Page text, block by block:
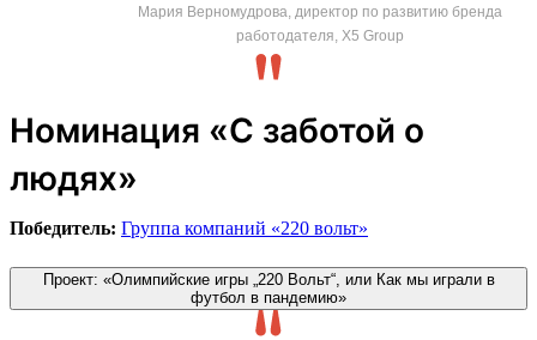
Мария Верномудрова, директор по развитию бренда
работодателя, X5 Group
Номинация «С заботой о
людях»
Победитель: Группа компаний «220 вольт»
Проект: «Олимпийские игры „220 Вольт“, или Как мы играли в
футбол в пандемию»